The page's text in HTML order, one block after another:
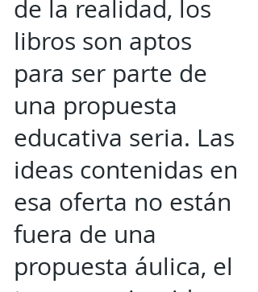
de la realidad, los
libros son aptos
para ser parte de
una propuesta
educativa seria. Las
ideas contenidas en
esa oferta no están
fuera de una
propuesta áulica, el